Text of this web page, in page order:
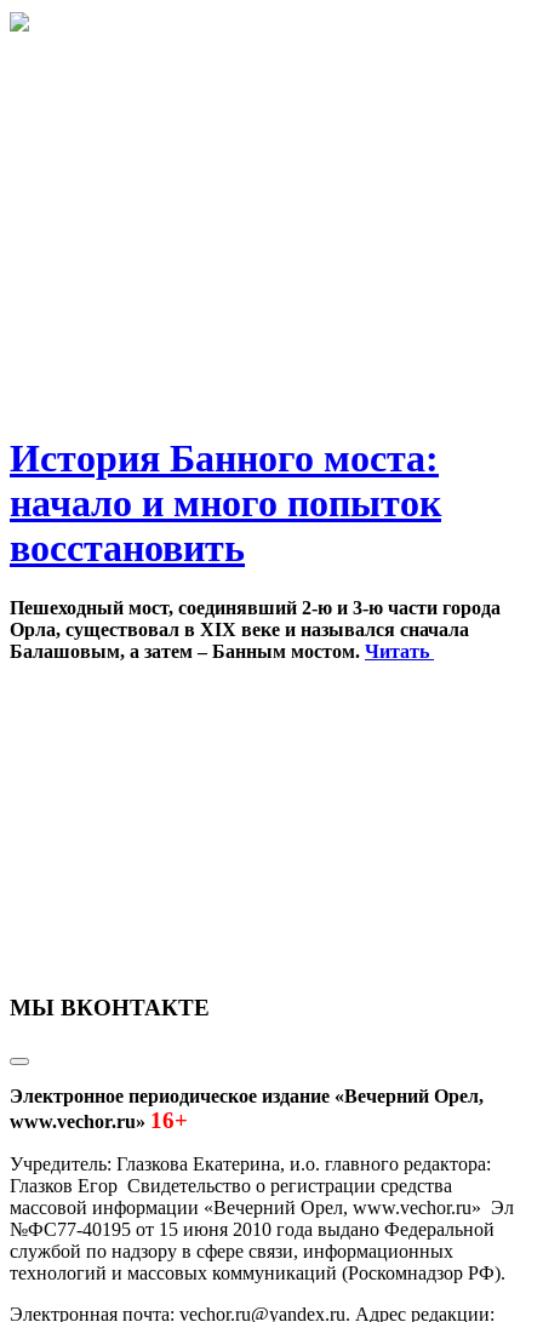
История Банного моста:
начало и много попыток
восстановить
Пешеходный мост, соединявший 2-ю и 3-ю части города
Орла, существовал в XIX веке и назывался сначала
Балашовым, а затем – Банным мостом. Читать
МЫ ВКОНТАКТЕ
Электронное периодическое издание «Вечерний Орел,
www.vechor.ru» 16+
Учредитель: Глазкова Екатерина, и.о. главного редактора:
Глазков Егор Свидетельство о регистрации средства
массовой информации «Вечерний Орел, www.vechor.ru» Эл
№ФС77-40195 от 15 июня 2010 года выдано Федеральной
службой по надзору в сфере связи, информационных
технологий и массовых коммуникаций (Роскомнадзор РФ).
Электронная почта: vechor.ru@yandex.ru. Адрес редакции: